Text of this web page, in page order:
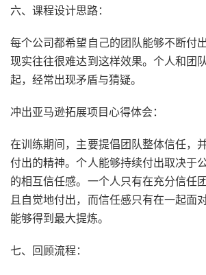
六、课程设计思路：
每个公司都希望自己的团队能够不断付
现实往往很难达到这样效果。个人和团
起，经常出现矛盾与猜疑。
冲出亚马逊拓展项目心得体会：
在训练期间，主要提倡团队整体信任，
付出的精神。个人能够持续付出取决于
的相互信任感。一个人只有在充分信任
且自觉地付出，而信任感只有在一起面
能够得到最大提炼。
七、回顾流程：